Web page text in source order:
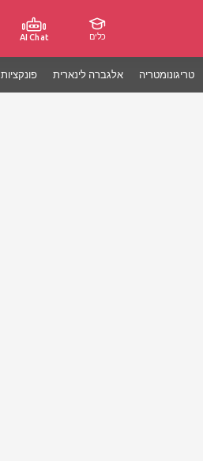
AI Chat כלים
פונקציות אלגברה לינארית טריגונומטריה